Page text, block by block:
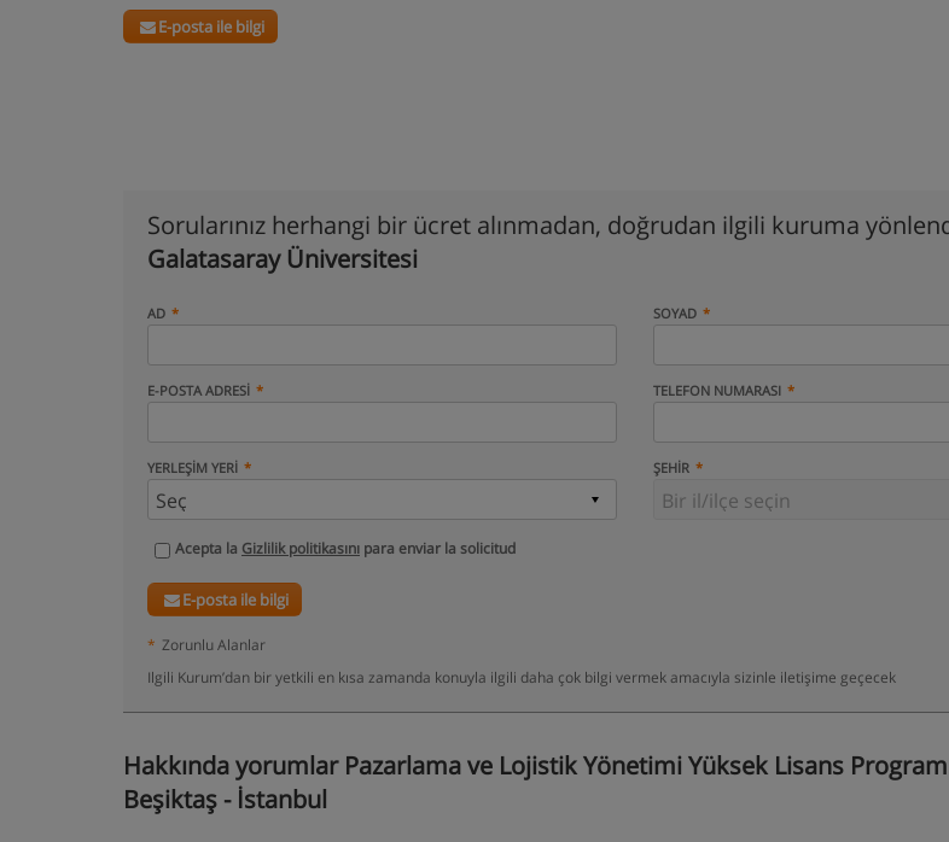
E-posta ile bilgi
Sorularınız herhangi bir ücret alınmadan, doğrudan ilgili kuruma
Galatasaray Üniversitesi
AD SOYAD
E-POSTA ADRESI TELEFON NUMARASI
YERLEŞIM YERI ŞEHIR
Acepta la Gizlilik politikasını para enviar la solicitud
E-posta ile bilgi
* Zorunlu Alanlar
Ilgili Kurum’dan bir yetkili en kısa zamanda konuyla ilgili daha çok bilgi vermek amacıyla sizinle iletişime geçecek
Hakkında yorumlar Pazarlama ve Lojistik Yönetimi Yüksek Lisans
Beşiktaş - İstanbul